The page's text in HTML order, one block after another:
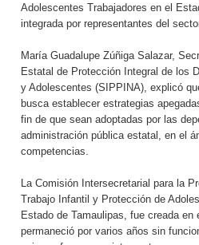
Adolescentes Trabajadores en el
integrada por representantes del
María Guadalupe Zúñiga Salazar,
Estatal de Protección Integral de los
y Adolescentes (SIPPINA), explicó
busca establecer estrategias
fin de que sean adoptadas por las
administración pública estatal, en el
competencias.
La Comisión Intersecretarial para la
Trabajo Infantil y Protección de
Estado de Tamaulipas, fue creada en
permaneció por varios años sin